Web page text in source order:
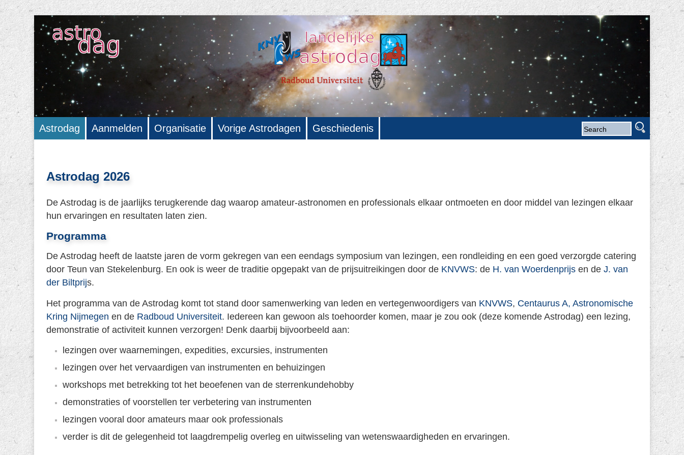
Astrodag Aanmelden Organisatie Vorige Astrodagen Geschiedenis
Astrodag 2026
De Astrodag is de jaarlijks terugkerende dag waarop amateur-astronomen en professionals elkaar ontmoeten en door middel van lezingen elkaar
hun ervaringen en resultaten laten zien.
Programma
De Astrodag heeft de laatste jaren de vorm gekregen van een eendags symposium van lezingen, een rondleiding en een goed verzorgde catering
door Teun van Stekelenburg. En ook is weer de traditie opgepakt van de prijsuitreikingen door de KNVWS: de H. van Woerdenprijs en deJ. van
der Biltprijs.
Het programma van de Astrodag komt tot stand door samenwerking van leden en vertegenwoordigers van KNVWS, Centaurus A, Astronomische
Kring Nijmegen en de Radboud Universiteit. Iedereen kan gewoon als toehoorder komen, maar je zou ook (deze komende Astrodag) een lezing,
demonstratie of activiteit kunnen verzorgen! Denk daarbij bijvoorbeeld aan:
lezingen over waarnemingen, expedities, excursies, instrumenten
lezingen over het vervaardigen van instrumenten en behuizingen
workshops met betrekking tot het beoefenen van de sterrenkundehobby
demonstraties of voorstellen ter verbetering van instrumenten
lezingen vooral door amateurs maar ook professionals
verder is dit de gelegenheid tot laagdrempelig overleg en uitwisseling van wetenswaardigheden en ervaringen.